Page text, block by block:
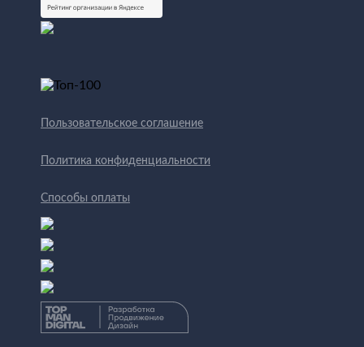
Пользовательское соглашение
Политика конфиденциальности
Способы оплаты